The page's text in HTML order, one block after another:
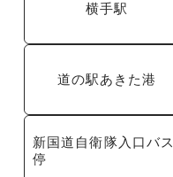
横手駅
道の駅あきた港
新国道自衛隊入口バス
停